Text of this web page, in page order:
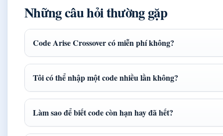
Những câu hỏi thường gặp
Code Arise Crossover có miễn phí không?
Tôi có thể nhập một code nhiều lần không?
Làm sao để biết code còn hạn hay đã hết?